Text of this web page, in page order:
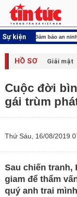
Sự kiện
lượng Mỹ - Israel tấn
HỒ SƠ Giải mật
Cuộc đời
gái trùm
Thứ Sáu, 16/08/2019
Sau chiến tranh,
giam để thẩm
quý anh trai